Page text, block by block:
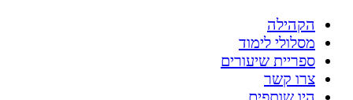
הקהילה
מסלולי לימוד
ספריית שיעורים
צרו קשר